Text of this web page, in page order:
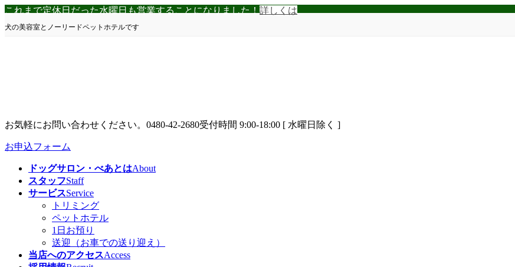
コ
ン
プ
ナ
ビ
動
これまで定休日だった水曜日も営業することになりました！ 詳しくは
犬の美容室とノーリードペットホテルです
お気軽にお問い合わせください。 0480-42-2680受付時間 9:00-18:00 [ 水曜日除く ]
お申込フォーム
ドッグサロン・べあとはAbout
スタッフStaff
サービスService
トリミング
ペットホテル
1日お預り
送迎（お車での送り迎え）
当店へのアクセスAccess